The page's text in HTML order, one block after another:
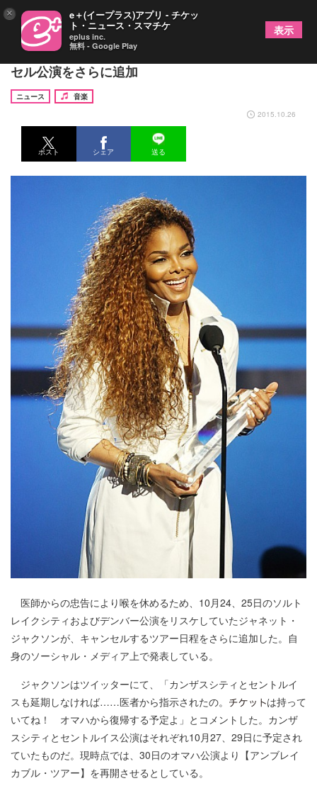
ジャネット・ジャクソン、医者の指示によりキャン
セル公演をさらに追加
ニュース
音楽
2015.10.26
ポスト シェア 送る
医師からの忠告により喉を休めるため、10月24、25日のソルト
レイクシティおよびデンバー公演をリスケしていたジャネット・
ジャクソンが、キャンセルするツアー日程をさらに追加した。自
身のソーシャル・メディア上で発表している。
ジャクソンはツイッターにて、「カンザスシティとセントルイ
スも延期しなければ……医者から指示されたの。
は持って
いてね！ オマハから復帰する予定よ」とコメントした。カンザ
スシティとセントルイス公演はそれぞれ10月27、29日に予定され
ていたものだ。現時点では、30日のオマハ公演より【アンブレイ
カブル・ツアー】を再開させるとしている。
× e＋(イープラス)アプリ - チケッ
ト・ニュース・スマチケ
eplus inc.
無料 - Google Play
表示